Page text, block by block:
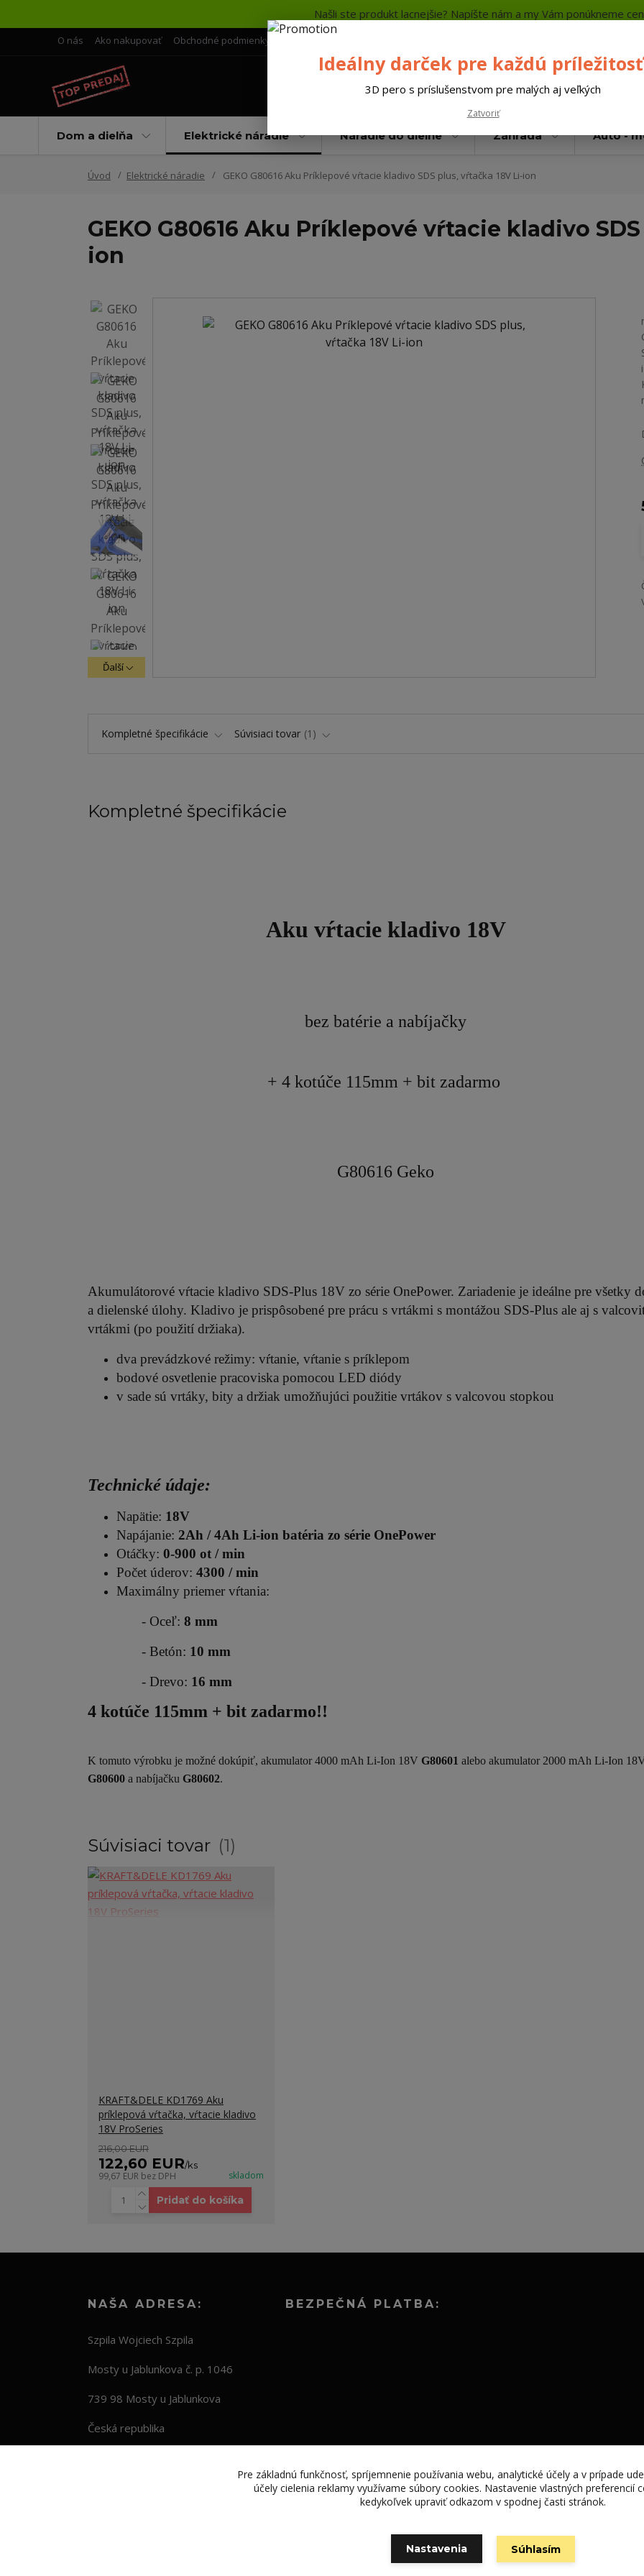
Našli ste produkt lacnejšie? Napíšte nám a my Vám ponúkneme
O nás Ako nakupovať Obchodné podmienky
Dom a dielňa Elektrické náradie Náradie do dielne Záhrada Auto -
Úvod Elektrické náradie GEKO G80616 Aku Príklepové vŕtacie kladivo SDS plus, vŕtačka 18V Li-ion
GEKO G80616 Aku Príklepové vŕtacie kladivo
ion
Ďalší
Kompletné špecifikácie Súvisiaci tovar 1
Kompletné špecifikácie
Aku vŕtacie kladivo 18V
bez batérie a nabíjačky
+ 4 kotúče 115mm + bit zadarmo
G80616 Geko
Akumulátorové vŕtacie kladivo SDS-Plus 18V zo série OnePower. Zariadenie je ideálne pre všetky
a dielenské úlohy. Kladivo je prispôsobené pre prácu s vrtákmi s montážou SDS-Plus ale aj s
vrtákmi (po použití držiaka).
dva prevádzkové režimy: vŕtanie, vŕtanie s príklepom
bodové osvetlenie pracoviska pomocou LED diódy
v sade sú vrtáky, bity a držiak umožňujúci použitie vrtákov s valcovou stopkou
Technické údaje:
Napätie: 18V
Napájanie: 2Ah / 4Ah Li-ion batéria zo série OnePower
Otáčky: 0-900 ot / min
Počet úderov: 4300 / min
Maximálny priemer vŕtania:
- Oceľ: 8 mm
- Betón: 10 mm
- Drevo: 16 mm
4 kotúče 115mm + bit zadarmo!!
K tomuto výrobku je možné dokúpiť, akumulator 4000 mAh Li-Ion 18V G80601 alebo akumulator 2000 mAh Li-Ion
G80600 a nabíjačku G80602.
Súvisiaci tovar 1
KRAFT&DELE KD1769 Aku
príklepová vŕtačka, vŕtacie kladivo
18V ProSeries
216,00 EUR
122,60 EUR/ks
99,67 EUR bez DPH skladom
Pridať do košíka
NAŠA ADRESA:
Szpila Wojciech Szpila
Mosty u Jablunkova č. p. 1046
739 98 Mosty u Jablunkova
Česká republika
BEZPEČNÁ PLATBA:
Vytvorené na Eshop-rychlo.sk
Ideálny darček pre každú
3D pero s príslušenstvom pre malých aj veľkých
Zatvoriť
Pre základnú funkčnosť, spríjemnenie používania webu, analytické účely a v prípade
účely cielenia reklamy využívame súbory cookies. Nastavenie vlastných preferencií
kedykoľvek upraviť odkazom v spodnej časti stránok.
Nastavenia Súhlasím